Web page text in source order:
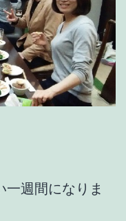
週間になりま